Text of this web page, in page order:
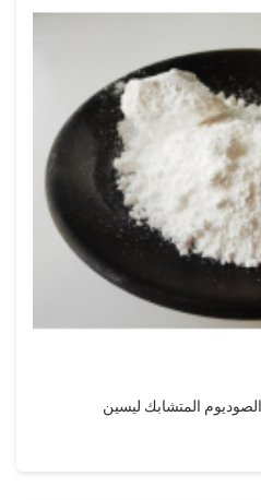
المتشابك ليسين